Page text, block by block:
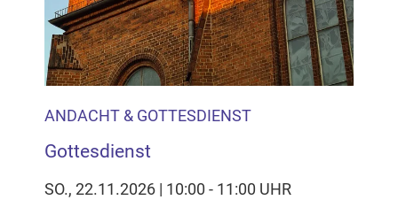
ANDACHT & GOTTESDIENST
Gottesdienst
SO., 22.11.2026 | 10:00 - 11:00 UHR